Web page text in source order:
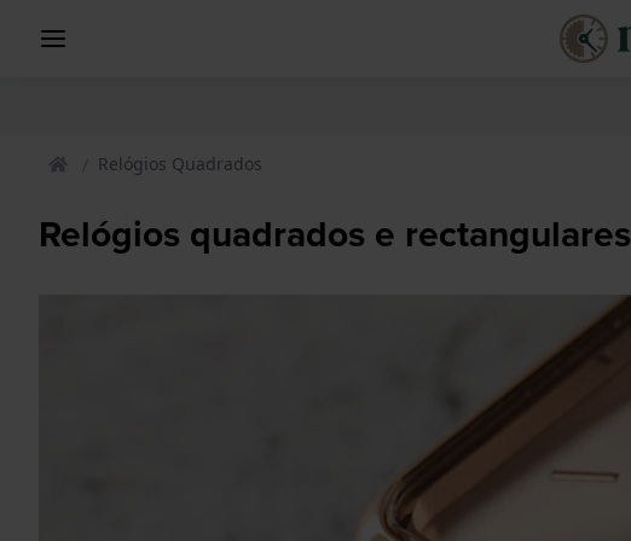
Relógios Quadrados
Relógios quadrados e rectangulares